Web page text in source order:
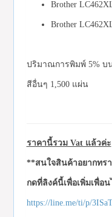
Brother
Brother
ปริมาณการพิมพ์ 5% บ
สีอื่นๆ 1,500 แผ่น
ราคานี้รวม Vat แล้วค่ะ
**สนใจสินค้าอยากทร
กดที่ลิงค์นี้เพื่อเพิ่มเพื่อ
https://line.me/ti/p/